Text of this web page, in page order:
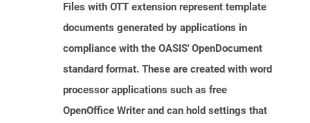
Files with OTT extension represent template
documents generated by applications in
compliance with the OASIS' OpenDocument
standard format. These are created with word
processor applications such as free
OpenOffice Writer and can hold settings that